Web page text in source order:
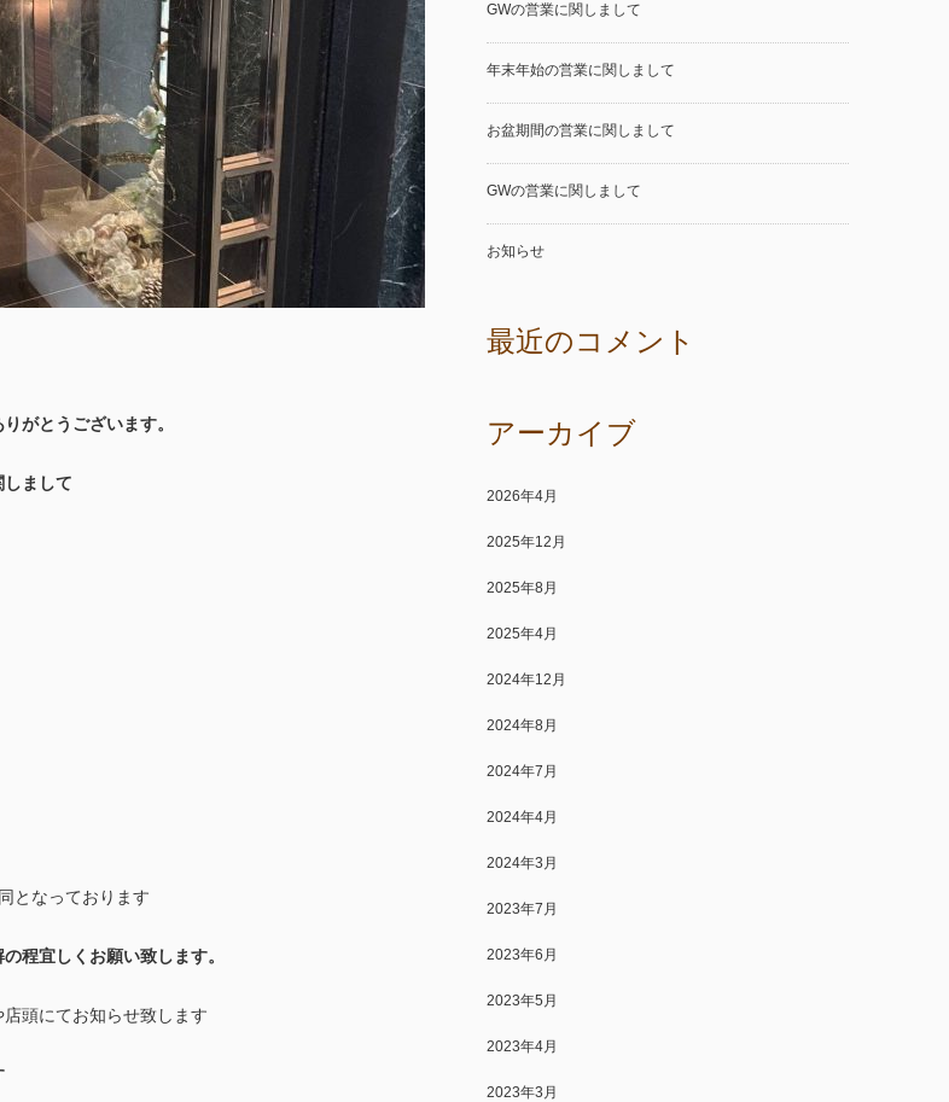
がとうございます。
まして
となっております
程宜しくお願い致します。
頭にてお知らせ致します
GWの営業に関しまして
年末年始の営業に関しまして
お盆期間の営業に関しまして
GWの営業に関しまして
お知らせ
最近のコメント
アーカイブ
2026年4月
2025年12月
2025年8月
2025年4月
2024年12月
2024年8月
2024年7月
2024年4月
2024年3月
2023年7月
2023年6月
2023年5月
2023年4月
2023年3月